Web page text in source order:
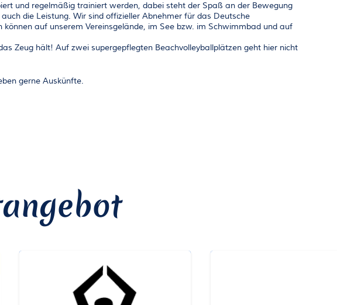
und regelmäßig trainiert werden, dabei steht der Spaß an der Bewegung
die Leistung. Wir sind offizieller Abnehmer für das Deutsche
können auf unserem Vereinsgelände, im See bzw. im Schwimmbad und auf
Zeug hält! Auf zwei supergepflegten Beachvolleyballplätzen geht hier nicht
gerne Auskünfte.